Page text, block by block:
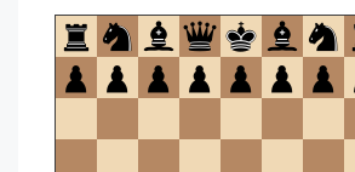
om
te
openen.